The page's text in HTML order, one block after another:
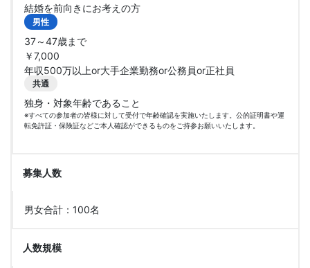
結婚を前向きにお考えの方
男性
37～47歳まで
￥7,000
年収500万以上or大手企業勤務or公務員or正社員
共通
独身・対象年齢であること
※すべての参加者の皆様に対して受付で年齢確認を実施いたします。公的証明書や運
転免許証・保険証などご本人確認ができるものをご持参お願いいたします。
募集人数
男女合計：100名
人数規模